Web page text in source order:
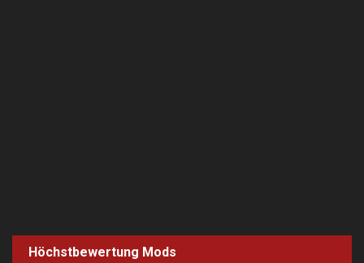
Höchstbewertung Mods